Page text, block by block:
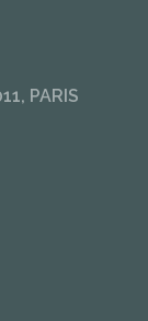
PARIS